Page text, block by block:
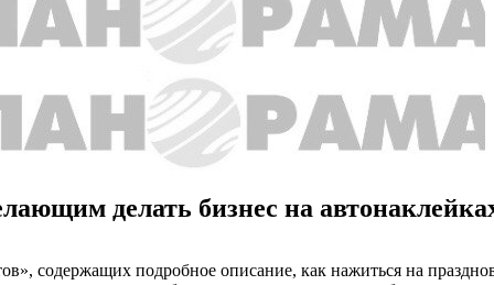
делать бизнес на
содержащих подробное описание, как нажиться на